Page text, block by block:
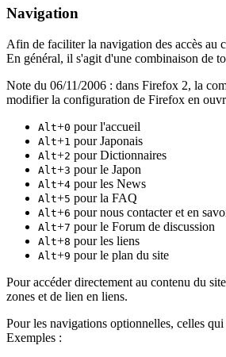
Navigation
Afin de faciliter la navigation des accès au
En général, il s'agit d'une combinaison de
Note du 06/11/2006 : dans Firefox 2, la
modifier la configuration de Firefox en
Alt+0 pour l'accueil
Alt+1 pour Japonais
Alt+2 pour Dictionnaires
Alt+3 pour le Japon
Alt+4 pour les News
Alt+5 pour la FAQ
Alt+6 pour nous contacter et en
Alt+7 pour le Forum de discussion
Alt+8 pour les liens
Alt+9 pour le plan du site
Pour accéder directement au contenu du
zones et de lien en liens.
Pour les navigations optionnelles, celles
Exemples :